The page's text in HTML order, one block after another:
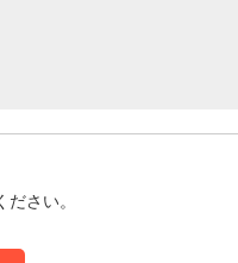
さい。